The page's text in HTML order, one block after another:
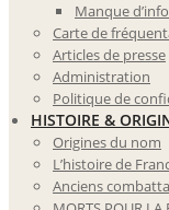
Manque
Carte de
Articles de presse
Administration
Politique de
HISTOIRE &
Origines du nom
L’histoire de
Anciens